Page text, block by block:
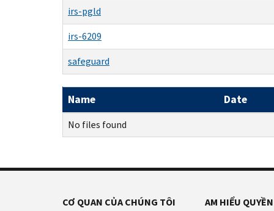
irs-pgld
irs-6209
safeguard
Name Date
No files found
CƠ QUAN CỦA CHÚNG TÔI
AM HIỂU